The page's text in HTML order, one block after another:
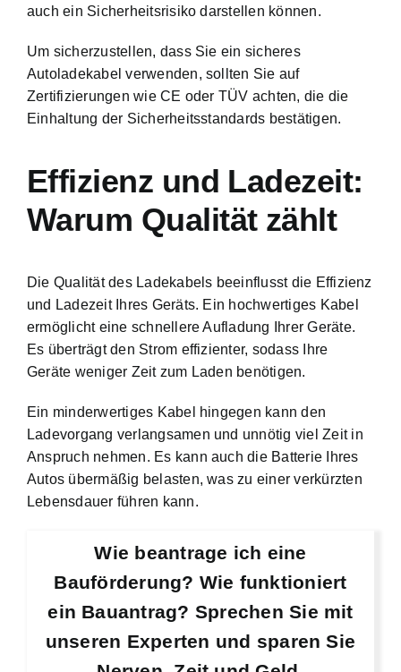
auch ein Sicherheitsrisiko darstellen können.
Um sicherzustellen, dass Sie ein sicheres
Autoladekabel verwenden, sollten Sie auf
Zertifizierungen wie CE oder TÜV achten, die die
Einhaltung der Sicherheitsstandards bestätigen.
Effizienz und Ladezeit:
Warum Qualität zählt
Die Qualität des Ladekabels beeinflusst die Effizienz
und Ladezeit Ihres Geräts. Ein hochwertiges Kabel
ermöglicht eine schnellere Aufladung Ihrer Geräte.
Es überträgt den Strom effizienter, sodass Ihre
Geräte weniger Zeit zum Laden benötigen.
Ein minderwertiges Kabel hingegen kann den
Ladevorgang verlangsamen und unnötig viel Zeit in
Anspruch nehmen. Es kann auch die Batterie Ihres
Autos übermäßig belasten, was zu einer verkürzten
Lebensdauer führen kann.
Wie beantrage ich eine
Bauförderung? Wie funktioniert
ein Bauantrag? Sprechen Sie mit
unseren Experten und sparen Sie